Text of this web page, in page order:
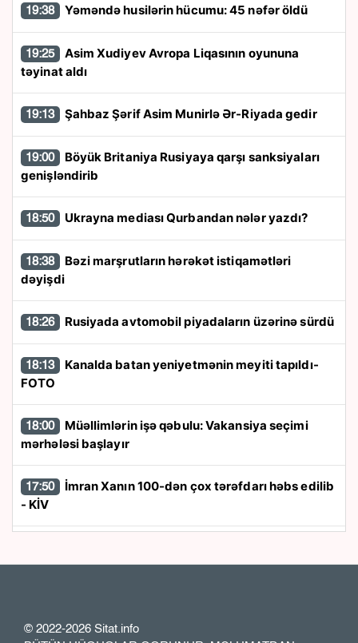
19:38 Yəməndə husilərin hücumu: 45 nəfər öldü
19:25
təyinat aldı
19:13 Şahbaz Şərif Asim Munirlə Ər-Riyada gedir
19:00
genişləndirib
18:50 Ukrayna mediası Qurbandan nələr yazdı?
18:38
dəyişdi
18:26 Rusiyada avtomobil piyadaların üzərinə sürdü
18:13
FOTO
18:00
mərhələsi başlayır
17:50
- KİV
forma satdı
tədarük etməyə hazırdır”
© 2022-2026 Sitat.info